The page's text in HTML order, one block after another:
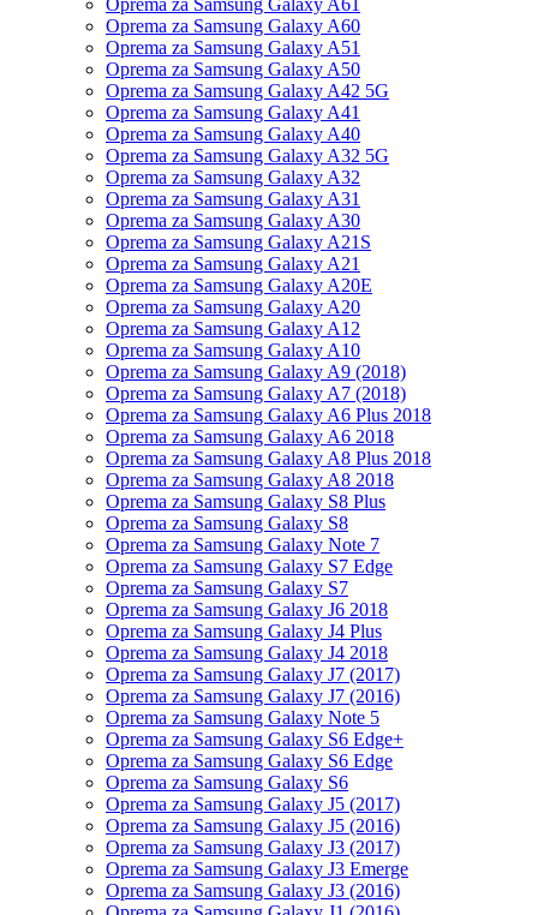
Oprema za Samsung Galaxy A61
Oprema za Samsung Galaxy A60
Oprema za Samsung Galaxy A51
Oprema za Samsung Galaxy A50
Oprema za Samsung Galaxy A42 5G
Oprema za Samsung Galaxy A41
Oprema za Samsung Galaxy A40
Oprema za Samsung Galaxy A32 5G
Oprema za Samsung Galaxy A32
Oprema za Samsung Galaxy A31
Oprema za Samsung Galaxy A30
Oprema za Samsung Galaxy A21S
Oprema za Samsung Galaxy A21
Oprema za Samsung Galaxy A20E
Oprema za Samsung Galaxy A20
Oprema za Samsung Galaxy A12
Oprema za Samsung Galaxy A10
Oprema za Samsung Galaxy A9 (2018)
Oprema za Samsung Galaxy A7 (2018)
Oprema za Samsung Galaxy A6 Plus 2018
Oprema za Samsung Galaxy A6 2018
Oprema za Samsung Galaxy A8 Plus 2018
Oprema za Samsung Galaxy A8 2018
Oprema za Samsung Galaxy S8 Plus
Oprema za Samsung Galaxy S8
Oprema za Samsung Galaxy Note 7
Oprema za Samsung Galaxy S7 Edge
Oprema za Samsung Galaxy S7
Oprema za Samsung Galaxy J6 2018
Oprema za Samsung Galaxy J4 Plus
Oprema za Samsung Galaxy J4 2018
Oprema za Samsung Galaxy J7 (2017)
Oprema za Samsung Galaxy J7 (2016)
Oprema za Samsung Galaxy Note 5
Oprema za Samsung Galaxy S6 Edge+
Oprema za Samsung Galaxy S6 Edge
Oprema za Samsung Galaxy S6
Oprema za Samsung Galaxy J5 (2017)
Oprema za Samsung Galaxy J5 (2016)
Oprema za Samsung Galaxy J3 (2017)
Oprema za Samsung Galaxy J3 Emerge
Oprema za Samsung Galaxy J3 (2016)